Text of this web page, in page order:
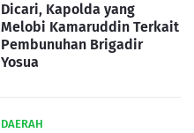
Dicari, Kapolda yang
Melobi Kamaruddin Terkait
Pembunuhan Brigadir
Yosua
DAERAH